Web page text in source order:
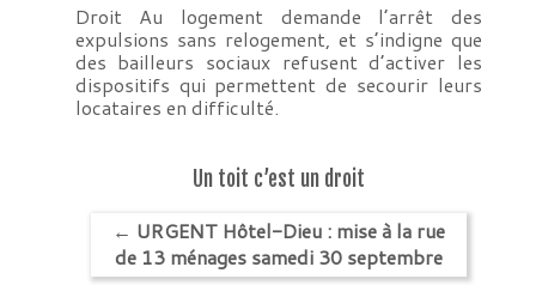
Droit Au logement demande l’arrêt des
expulsions sans relogement, et s’indigne que
des bailleurs sociaux refusent d’activer les
dispositifs qui permettent de secourir leurs
locataires en difficulté.
Un toit c’est un droit
← URGENT Hôtel-Dieu : mise à la rue
de 13 ménages samedi 30 septembre